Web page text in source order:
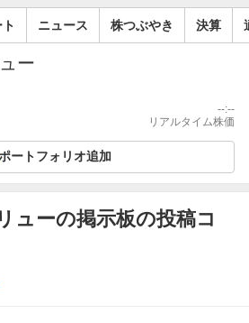
ニュース 株つぶやき 決算
ー
--:--
リアルタイム株価
ートフォリオ追加
ューの掲示板の投稿コ